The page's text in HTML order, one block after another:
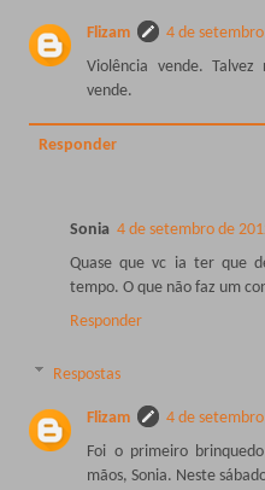
Flizam
4 de
Violência vende.
vende.
Responder
Sonia 4 de setembro de
Quase que vc ia ter que
tempo. O que não faz um
Responder
Respostas
Flizam
4 de
Foi o primeiro
mãos, Sonia. Neste